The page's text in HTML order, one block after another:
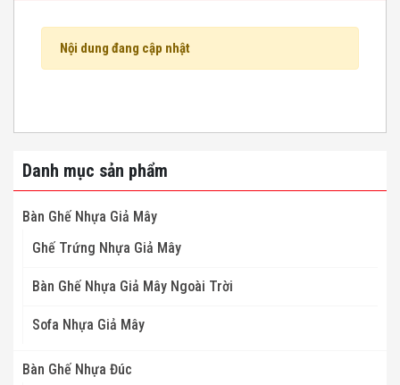
Nội dung đang cập nhật
Danh mục sản phẩm
Bàn Ghế Nhựa Giả Mây
Ghế Trứng Nhựa Giả Mây
Bàn Ghế Nhựa Giả Mây Ngoài Trời
Sofa Nhựa Giả Mây
Bàn Ghế Nhựa Đúc